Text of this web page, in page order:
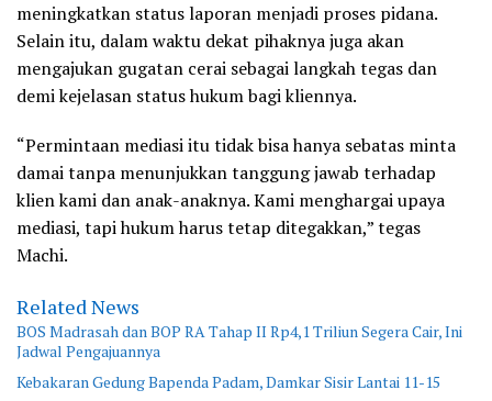
meningkatkan status laporan menjadi proses pidana.
Selain itu, dalam waktu dekat pihaknya juga akan
mengajukan gugatan cerai sebagai langkah tegas dan
demi kejelasan status hukum bagi kliennya.
“Permintaan mediasi itu tidak bisa hanya sebatas minta
damai tanpa menunjukkan tanggung jawab terhadap
klien kami dan anak-anaknya. Kami menghargai upaya
mediasi, tapi hukum harus tetap ditegakkan,” tegas
Machi.
Related News
BOS Madrasah dan BOP RA Tahap II Rp4,1 Triliun Segera Cair, Ini
Jadwal Pengajuannya
Kebakaran Gedung Bapenda Padam, Damkar Sisir Lantai 11-15